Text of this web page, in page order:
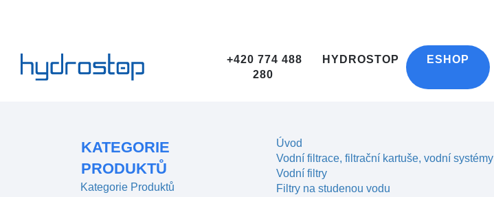
+420 774 488
280
HYDROSTOP ESHOP
KATEGORIE
PRODUKTŮ
Kategorie Produktů
Úvod
Vodní filtrace, filtrační kartuše, vodní systémy
Vodní filtry
Filtry na studenou vodu